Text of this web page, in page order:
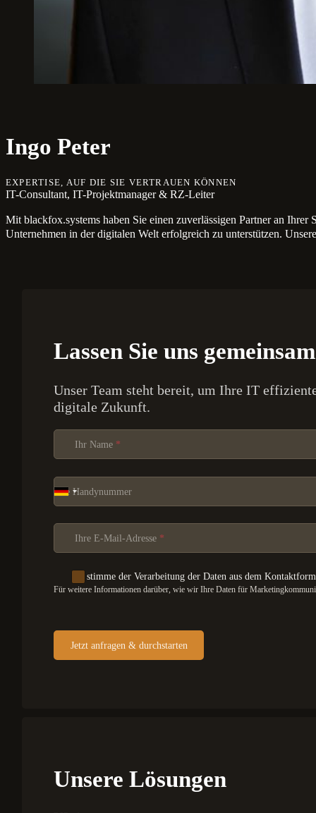
Ingo Peter
EXPERTISE, AUF DIE SIE VERTRAUEN KÖNNEN
IT-Consultant, IT-Projektmanager & RZ-Leiter
Mit blackfox.systems haben Sie einen zuverlässigen Partner an
Unternehmen in der digitalen Welt erfolgreich zu unterstützen.
Lassen Sie uns
Unser Team steht bereit, um Ihre IT
digitale Zukunft.
Section
Ihr Name *
Ihre Handynummer
Ihre E-Mail-Adresse *
Ich stimme der Verarbeitung der Daten aus dem
Für weitere Informationen darüber, wie wir Ihre Daten für
Jetzt anfragen & durchstarten
Unsere Lösungen